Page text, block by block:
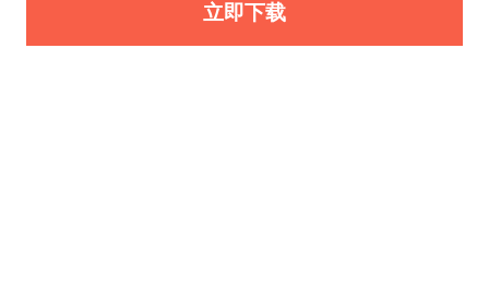
立即下载